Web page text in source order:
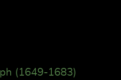
(1649-1683)